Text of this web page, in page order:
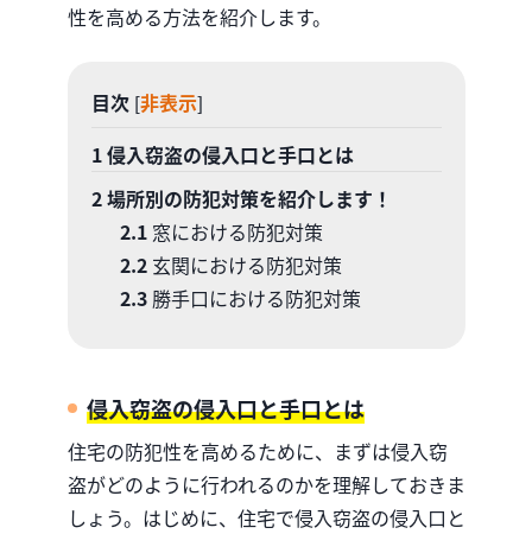
性を高める方法を紹介します。
目次 [非表示]
1侵入窃盗の侵入口と手口とは
2場所別の防犯対策を紹介します！
2.1窓における防犯対策
2.2玄関における防犯対策
2.3勝手口における防犯対策
侵入窃盗の侵入口と手口とは
住宅の防犯性を高めるために、まずは侵入窃
盗がどのように行われるのかを理解しておきま
しょう。はじめに、住宅で侵入窃盗の侵入口と